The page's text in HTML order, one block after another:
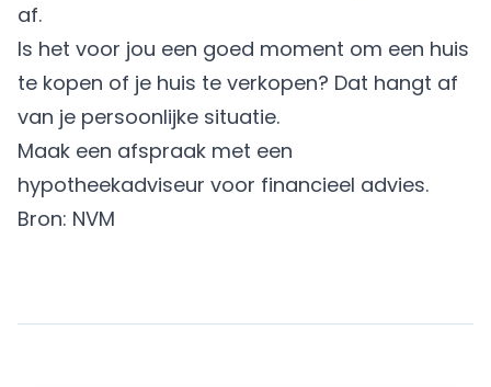
af.
Is het voor jou een goed moment om een huis
te kopen of je huis te verkopen? Dat hangt af
van je persoonlijke situatie.
Maak een afspraak met een
hypotheekadviseur voor financieel advies.
Bron: NVM